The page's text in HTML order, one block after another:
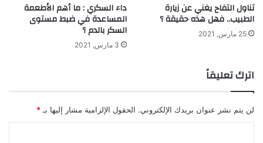
تناول التفاح يغني عن زيارة
الطبيب.. فهل هذه حقيقة ؟
25 مارس, 2021
داء السكري : ما أهم الأطعمة
المساعدة في ضبط مستوى
السكر بالدم ؟
3 مارس, 2021
اترك تعليقاً
لن يتم نشر عنوان بريدك الإلكتروني. الحقول الإلزامية مشار إليها بـ *